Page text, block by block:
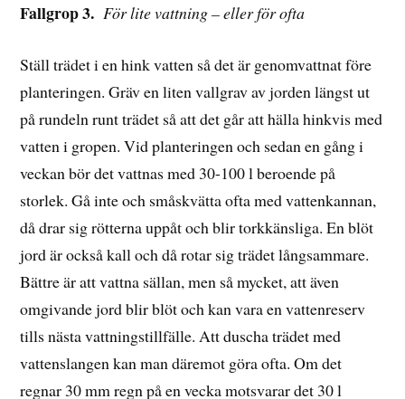
Fallgrop 3.För lite vattning – eller för ofta
Ställ trädet i en hink vatten så det är genomvattnat före
planteringen.Gräv en liten vallgrav av jorden längst ut
på rundeln runt trädet så att det går att hälla hinkvis med
vatten i gropen. Vid planteringen och sedan en gång i
veckan bör det vattnas med 30-100 l beroende på
storlek. Gå inte och småskvätta ofta med vattenkannan,
då drar sig rötterna uppåt och blir torkkänsliga. En blöt
jord är också kall och då rotar sig trädet långsammare.
Bättre är att vattna sällan, men så mycket, att även
omgivande jord blir blöt och kan vara en vattenreserv
tills nästa vattningstillfälle. Att duscha trädet med
vattenslangen kan man däremot göra ofta. Om det
regnar 30 mm regn på en vecka motsvarar det 30 l